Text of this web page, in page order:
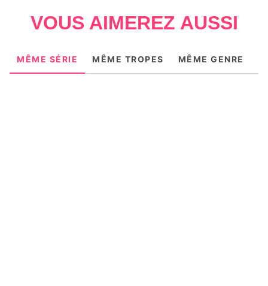
VOUS AIMEREZ AUSSI
MÊME SÉRIE MÊME TROPES MÊME GENRE